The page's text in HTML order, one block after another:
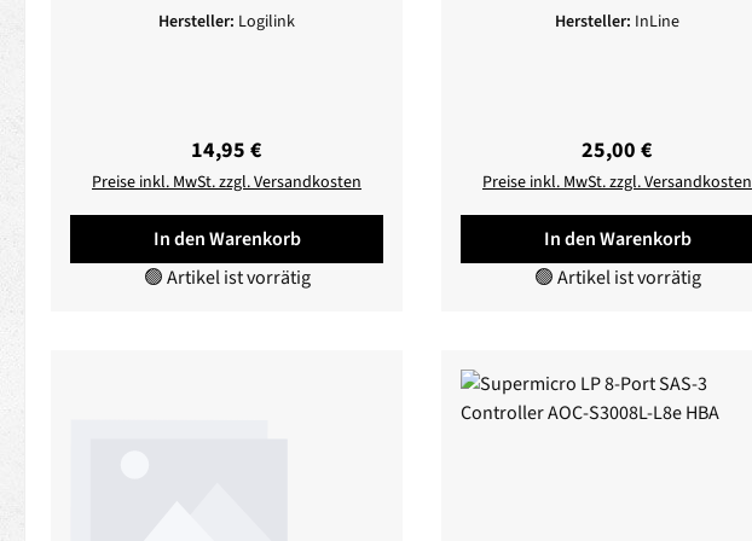
Hersteller: Logilink
Regulärer Preis:
14,95 €
Preise inkl. MwSt. zzgl. Versandkosten
In den Warenkorb
🟢 Artikel ist vorrätig
Hersteller: InLine
Regulärer Preis:
25,00 €
Preise inkl. MwSt. zzgl. Versandkosten
In den Warenkorb
🟢 Artikel ist vorrätig